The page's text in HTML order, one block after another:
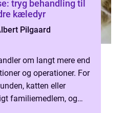
tryg behandling til
kæledyr
Pilgaard
om langt mere end
og operationer. For
katten eller
familiemedlem, og